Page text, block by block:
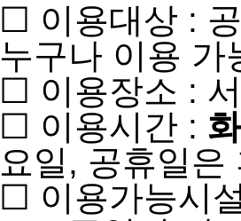
​☐ 이용대상 :
누구나 이용 가
☐ 이용장소 :
☐ 이용시간 :
요일, 공휴일은
☐ 이용가능시